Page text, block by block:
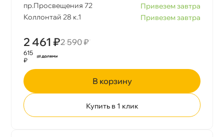
пр.Просвещения 72
Привезем завтра
Коллонтай 28 к.1
Привезем завтра
2 461 ₽2 590 ₽
615
₽
корзину
Купить в 1 клик